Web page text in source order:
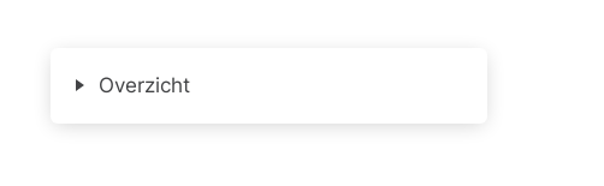
Overzicht